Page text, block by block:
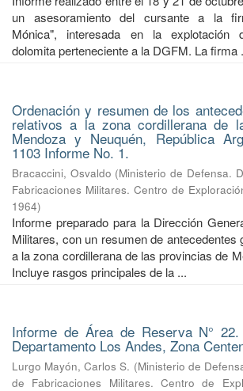
un asesoramiento del cursante a la
Mónica", interesada en la explotación
dolomita perteneciente a la DGFM. La firma
Ordenación y resumen de los
relativos a la zona cordillerana de
Mendoza y Neuquén, República
1103 Informe No. 1.
Bracaccini, Osvaldo (Ministerio de Defensa.
Fabricaciones Militares. Centro de
1964)
Informe preparado para la Dirección
Militares, con un resumen de antecedentes
a la zona cordillerana de las provincias de
Incluye rasgos principales de la ...
Informe de Área de Reserva N°
Departamento Los Andes, Zona
Lurgo Mayón, Carlos S. (Ministerio de
de Fabricaciones Militares. Centro de